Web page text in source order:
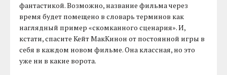
фантастикой. Возможно, название фильма через
время будет помещено в словарь терминов как
наглядный пример «скомканного сценария». И,
кстати, спасите Кейт МакКинон от постоянной игры в
себя в каждом новом фильме. Она классная, но это
уже ни в какие ворота.